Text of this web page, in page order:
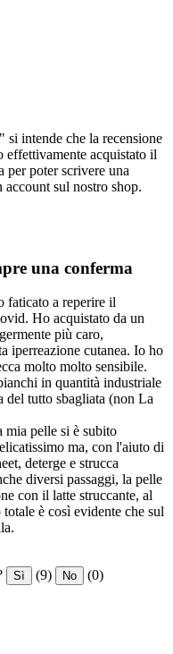
intende che la recensione
effettivamente acquistato il
per poter scrivere una
account sul nostro shop.
una conferma
faticato a reperire il
Ho acquistato da un
più caro,
iperreazione cutanea. Io ho
molto molto sensibile.
in quantità industriale
del tutto sbagliata (non La
pelle si è subito
ma, con l'aiuto di
deterge e strucca
diversi passaggi, la pelle
con il latte struccante, al
è così evidente che sul
Sì (9) No (0)